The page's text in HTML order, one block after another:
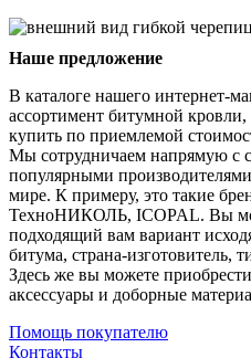
Наше предложение
В каталоге нашего интернет-
ассортимент битумной
купить по приемлемой
Мы сотрудничаем напрямую с
популярными
мире. К примеру, это такие
ТехноНИКОЛЬ, ICOPAL. Вы
подходящий вам вариант
битума, страна-изготовитель,
Здесь же вы можете
аксессуары и доборные
Помощь покупателю
Контакты